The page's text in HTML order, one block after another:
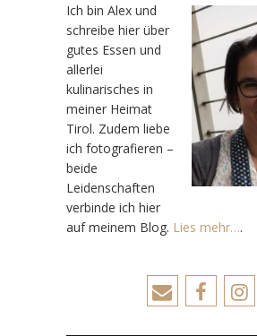
Ich bin Alex und
schreibe hier über
gutes Essen und
allerlei
kulinarisches in
meiner Heimat
Tirol. Zudem liebe
ich fotografieren –
beide
Leidenschaften
verbinde ich hier
auf meinem Blog. Lies mehr….